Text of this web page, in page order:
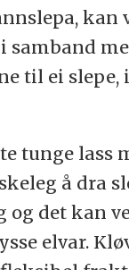
kan
samband
til ei slepe,
tunge lass
å dra
og det kan
elvar.